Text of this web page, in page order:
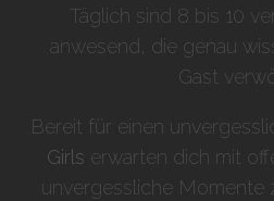
Täglich sind 8 bis 10
anwesend, die genau
Gast
Bereit für einen
Girls erwarten dich mit
unvergessliche Momente